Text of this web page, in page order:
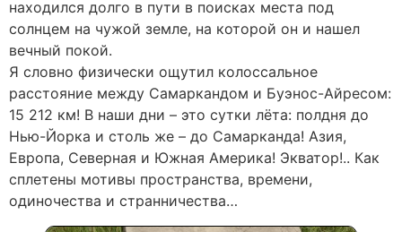
находился долго в пути в поисках места под
солнцем на чужой земле, на которой он и нашел
вечный покой.
Я словно физически ощутил колоссальное
расстояние между Самаркандом и Буэнос-Айресом:
15 212 км! В наши дни – это сутки лёта: полдня до
Нью-Йорка и столь же – до Самарканда! Азия,
Европа, Северная и Южная Америка! Экватор!.. Как
сплетены мотивы пространства, времени,
одиночества и странничества…